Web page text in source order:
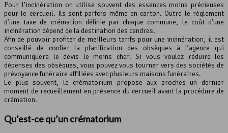
Pour l’incinération on utilise souvent des essences moins précieuses
pour le cercueil. Ils sont parfois même en carton. Outre le règlement
d’une taxe de crémation définie par chaque commune, le coût d’une
incinération dépend de la destination des cendres.
Afin de pouvoir profiter de meilleurs tarifs pour une incinération, il est
conseillé de confier la planification des obsèques à l’agence qui
communiquera le devis le moins cher. Si vous voulez réduire les
dépenses des obsèques, vous pouvez vous tourner vers des sociétés de
prévoyance funéraire affiliées avec plusieurs maisons funéraires.
Le plus souvent, le crématorium propose aux proches un dernier
moment de recueillement en présence du cercueil avant la procédure de
crémation.
Qu’est-ce qu’uncrématorium